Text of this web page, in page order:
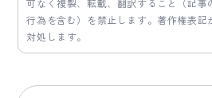
可なく複製、転載、翻訳すること（記事
行為を含む）を禁止します。著作権表記
対処します。